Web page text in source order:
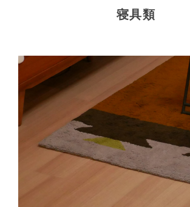
寝具類